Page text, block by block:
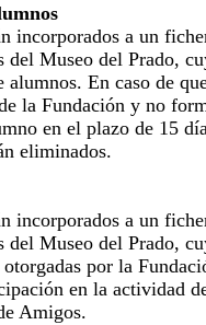
incorporados a un
Museo del Prado,
En caso de
la Fundación y no
en el plazo de 15
eliminados.
incorporados a un
Museo del Prado,
por la
en la actividad
Amigos.